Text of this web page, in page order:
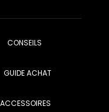
CONSEILS
GUIDE ACHAT
ACCESSOIRES